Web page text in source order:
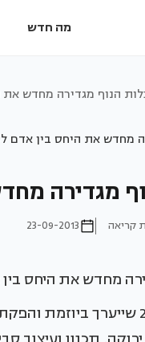
מה חדש
הנוף מגדירה מחדש
מגדירה
23-09-2013
מחדש את היחס
כנס בנייה ירוקה 2013